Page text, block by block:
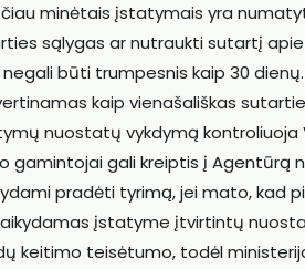
minėtais įstatymais yra
sąlygas ar nutraukti sutartį
negali būti trumpesnis kaip 30
kaip vienašališkas
nuostatų vykdymą kontroliuoja
gamintojai gali kreiptis į Agentūrą
pradėti tyrimą, jei mato, kad
įstatyme įtvirtintų
keitimo teisėtumo, todėl